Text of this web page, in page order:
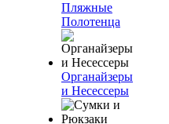
Пляжные
Полотенца
Органайзеры
и Несессеры